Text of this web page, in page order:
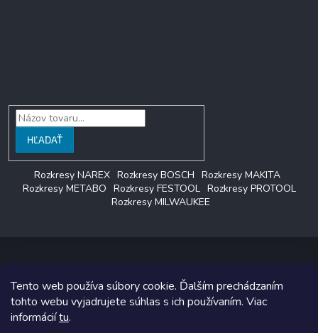
Tento web používa súbory cookie. Ďalším prechádzaním
tohto webu vyjadrujete súhlas s ich používaním. Viac
informáciítu.
HĽADAŤ
Rozkresy NAREX Rozkresy BOSCH Rozkresy MAKITA
Rozkresy METABO Rozkresy FESTOOL Rozkresy PROTOOL
Rozkresy MILWAUKEE
Copyright 2026LAGON SERVIS. Všetky práva vyhradené.
Grafický návrh vytvoril a na Shoptet implementoval